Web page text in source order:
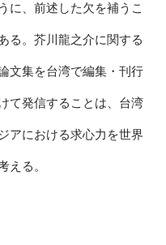
に、前述した欠を補うこ
る。芥川龍之介に関する
文集を台湾で編集・刊行
て発信することは、台湾
アにおける求心力を世界
える。